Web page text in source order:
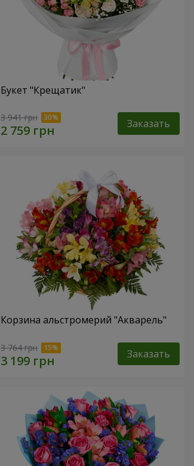
Букет "Крещатик"
3 941 грн Заказать
Корзина альстромерий "Акварель"
3 764 грн Заказать